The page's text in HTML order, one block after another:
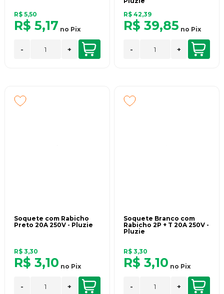
R$ 5,50
R$ 5,17 no Pix
- +
R$ 42,39
R$ 39,85 no Pix
- +
Soquete com Rabicho
Preto 20A 250V - Pluzie
R$ 3,30
R$ 3,10 no Pix
- +
Soquete Branco com
Rabicho 2P + T 20A 250V -
Pluzie
R$ 3,30
R$ 3,10 no Pix
- +